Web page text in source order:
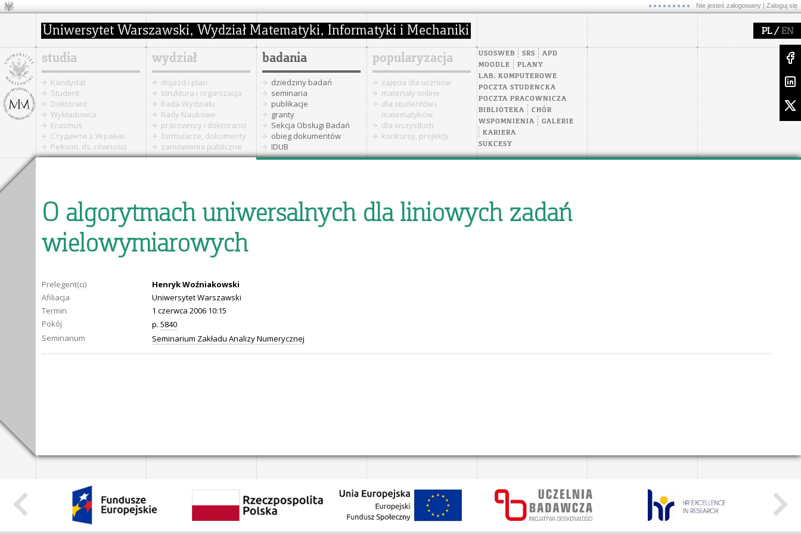
Nie jesteś zalogowany | Zaloguj się
PL/ EN
studia
Kandydat
Student
Doktorant
Wykładowca
Erasmus
Cтуденти з України
Pełnom. ds. równości
wydział
dojazd i plan
struktura i organizacja
Rada Wydziału
Rady Naukowe
pracownicy i doktoranci
formularze, dokumenty
zamówienia publiczne
badania
dziedziny badań
seminaria
publikacje
granty
Sekcja Obsługi Badań
obieg dokumentów
IDUB
popularyzacja
zajęcia dla uczniów
materiały online
dla studentów i
matematyków
dla wszystkich
konkursy, projekty
USOSWEB SRS
APD
MOODLE
PLANY
LAB. KOMPUTEROWE
POCZTA STUDENCKA
POCZTA PRACOWNICZA
BIBLIOTEKA
CHÓR
WSPOMNIENIA
GALERIE
KARIERA
SUKCESY
O algorytmach uniwersalnych dla liniowych zadań
wielowymiarowych
Prelegent(ci)
Henryk Woźniakowski
Afiliacja
Uniwersytet Warszawski
Termin
1 czerwca 2006 10:15
Pokój
p. 5840
Seminarium
Seminarium Zakładu Analizy Numerycznej